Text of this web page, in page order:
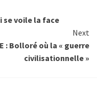
se voile la face
Next
: Bolloré où la « guerre
civilisationnelle »